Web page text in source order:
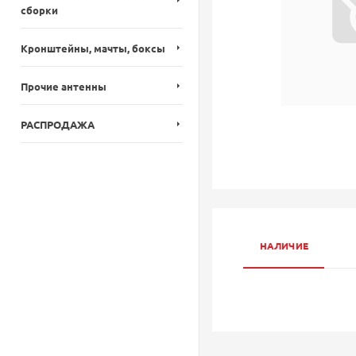
сборки
Кронштейны, мачты, боксы
Прочие антенны
РАСПРОДАЖА
НАЛИЧИЕ